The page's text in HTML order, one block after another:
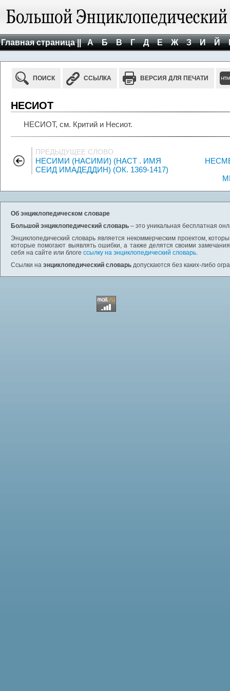
Главная страница || А Б В Г Д Е Ж З И Й
ПОИСК ССЫЛКА ВЕРСИЯ ДЛЯ ПЕЧАТИ
НЕСИОТ
НЕСИОТ, см. Критий и Несиот.
ПРЕДЫДУЩЕЕ СЛОВО
НЕСИМИ (НАСИМИ) (НАСТ . ИМЯ
СЕИД ИМАДЕДДИН) (ОК. 1369-1417)
Об энциклопедическом словаре
Большой энциклопедический словарь – это уникальная бесплатная
Энциклопедический словарь является некоммерческим проектом,
которые помогают выявлять ошибки, а также делятся своими
себя на сайте или блоге ссылку на энциклопедический словарь.
Ссылки на энциклопедический словарь допускаются без каких-либо